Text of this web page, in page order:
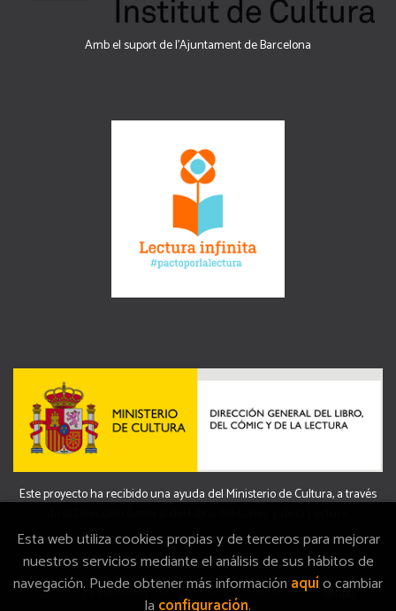
Amb el suport de l’Ajuntament de Barcelona
Este proyecto ha recibido una ayuda del Ministerio de Cultura, a través
2026 ©La Memòria. Todos los Derechos Reservados | Grupo
Esta web utiliza cookies propias y de terceros para mejorar
nuestros servicios mediante el análisis de sus hábitos de
navegación. Puede obtener más información aquío cambiar
la configuración.